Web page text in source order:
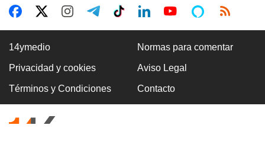
BANCARIZACIÓN
La ausencia de un mercado de divisas operativo
explica la escasez de efectivo en moneda
14ymedio Normas para comentar
Privacidad y cookies Aviso Legal
Términos y Condiciones Contacto